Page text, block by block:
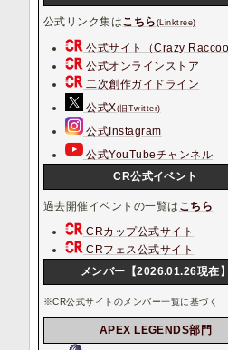
公式リンク集はこちら (Linktree)
公式サイト（Crazy
公式オンラインストア
二次創作ガイドライン
公式X(旧Twitter)
公式Instagram
公式YouTubeチャンネル
CR公式イベント
過去開催イベントの一覧は こちら
CRカップ公式サイト
CRフェス公式サイト
メンバー【2026.01.26現在】
※CR公式サイトのメンバー一覧に基づく
APEX LEGENDS部門